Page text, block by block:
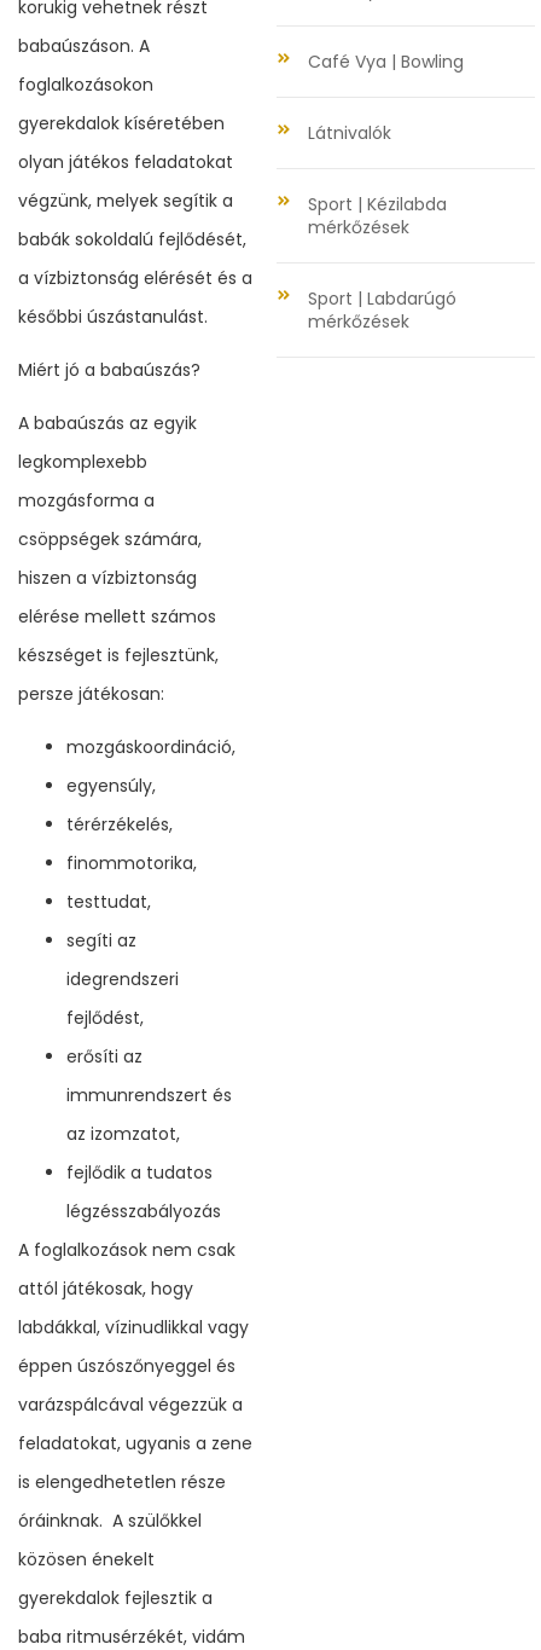
korukig vehetnek részt
babaúszáson. A
foglalkozásokon
gyerekdalok kíséretében
olyan játékos feladatokat
végzünk, melyek segítik a
babák sokoldalú fejlődését,
a vízbiztonság elérését és a
későbbi úszástanulást.
Miért jó a babaúszás?
A babaúszás az egyik
legkomplexebb
mozgásforma a
csöppségek számára,
hiszen a vízbiztonság
elérése mellett számos
készséget is fejlesztünk,
persze játékosan:
mozgáskoordináció,
egyensúly,
térérzékelés,
finommotorika,
testtudat,
segíti az
idegrendszeri
fejlődést,
erősíti az
immunrendszert és
az izomzatot,
fejlődik a tudatos
légzésszabályozás
A foglalkozások nem csak
attól játékosak, hogy
labdákkal, vízinudlikkal vagy
éppen úszószőnyeggel és
varázspálcával végezzük a
feladatokat, ugyanis a zene
is elengedhetetlen része
óráinknak. A szülőkkel
közösen énekelt
gyerekdalok fejlesztik a
baba ritmusérzékét, vidám
Café Vya | Bowling
Látnivalók
Sport | Kézilabda
mérkőzések
Sport | Labdarúgó
mérkőzések